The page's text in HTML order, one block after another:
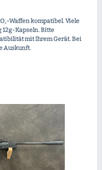
Waffen kompatibel. Viele
12g-Kapseln. Bitte
mit Ihrem Gerät. Bei
Auskunft.